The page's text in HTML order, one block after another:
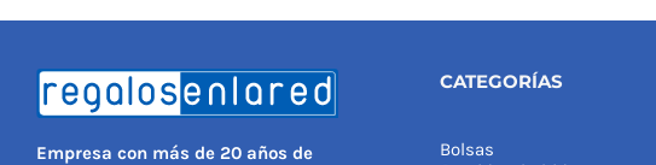
Empresa con más de 20 años de
CATEGORÍAS
Bolsas